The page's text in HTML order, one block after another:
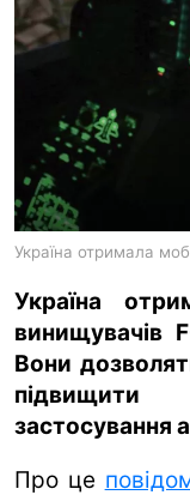
ua ru
Україна отримала
Україна
винищувачів
Вони
підвищити
застосування
Про це